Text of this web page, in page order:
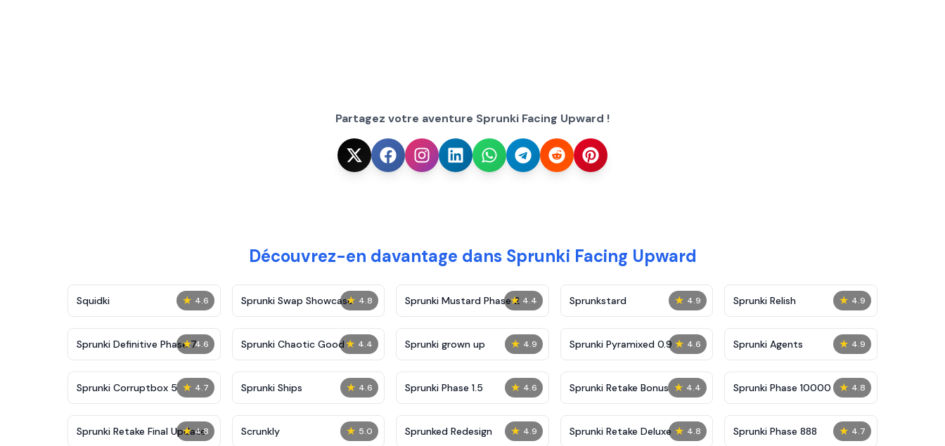
Partagez votre aventure Sprunki Facing Upward !
Découvrez-en davantage dans Sprunki Facing Upward
★ 4.6
Squidki ★ 4.8
Sprunki Swap Showcase ★ 4.4
Sprunki Mustard Phase 2 ★ 4.9
Sprunkstard ★ 4.9
Sprunki Relish
★ 4.6
Sprunki Definitive Phase 7 ★ 4.4
Sprunki Chaotic Good ★ 4.9
Sprunki grown up ★ 4.6
Sprunki Pyramixed 0.9 ★ 4.9
Sprunki Agents
★ 4.7
Sprunki Corruptbox 5 ★ 4.6
Sprunki Ships ★ 4.6
Sprunki Phase 1.5 ★ 4.4
Sprunki Retake Bonus ★ 4.8
Sprunki Phase 10000
★ 4.8
Sprunki Retake Final Update ★ 5.0
Scrunkly ★ 4.9
Sprunked Redesign ★ 4.8
Sprunki Retake Deluxe ★ 4.7
Sprunki Phase 888